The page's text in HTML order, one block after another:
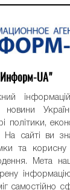
UA"
новини
політики,
На сайті ви
та
Мета
самостійно